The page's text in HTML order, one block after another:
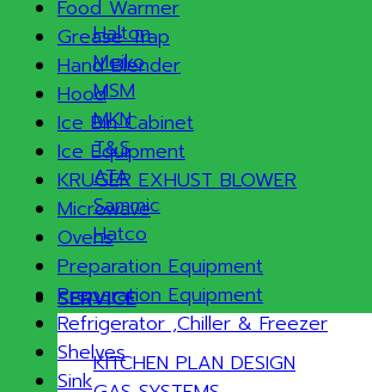
Halton
Meiko
MSM
MKN
T&S
ATA
Sammic
Hatco
SERVICE
KITCHEN PLAN DESIGN
Food Warmer
Grease Trap
Hand Blender
Hood
Ice Bin Cabinet
Ice Equipment
KRUGER EXHUST BLOWER
Microwave
Ovens
Preparation Equipment
Preparation Equipment
Refrigerator ,Chiller & Freezer
Shelves
Sink